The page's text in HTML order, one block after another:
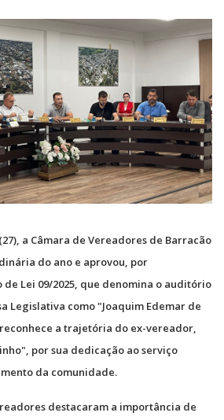
a Câmara de Vereadores de Barracão
do ano e aprovou, por
Lei 09/2025, que denomina o auditório
Legislativa como "Joaquim Edemar de
a trajetória do ex-vereador,
por sua dedicação ao serviço
da comunidade.
destacaram a importância de